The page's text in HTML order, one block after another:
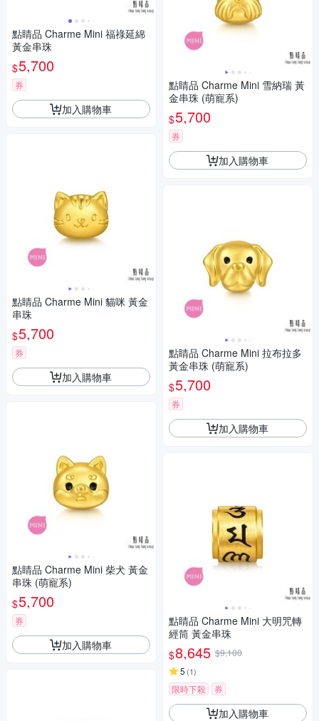
點睛品 Charme Mini 福祿延綿
黃金串珠
$5,700
券
加入購物車
點睛品 Charme Mini 貓咪 黃金
串珠
$5,700
券
加入購物車
點睛品 Charme Mini 柴犬 黃金
串珠 (萌寵系)
$5,700
券
加入購物車
點睛品 Charme Mini 雪納瑞 黃
金串珠 (萌寵系)
$5,700
券
加入購物車
點睛品 Charme Mini 拉布拉多
黃金串珠 (萌寵系)
$5,700
券
加入購物車
點睛品 Charme Mini 大明咒轉
經筒 黃金串珠
$8,645 $9,100
5 (1)
限時下殺 券
加入購物車